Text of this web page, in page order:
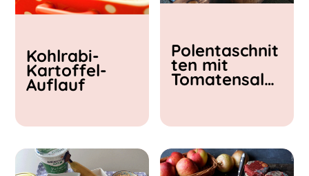
Kohlrabi-
Kartoffel-
Auflauf
Polentaschnit
ten mit
Tomatensalat